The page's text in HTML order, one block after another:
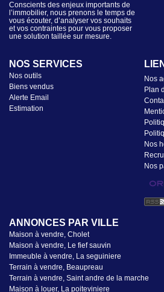
Conscients des enjeux importants de
l’immobilier, nous prenons le temps de
vous écouter, d’analyser vos souhaits
et vos contraintes pour vous proposer
une solution taillée sur mesure.
NOS SERVICES
Nos outils
Biens vendus
Alerte Email
Estimation
Nos
Plan
Nos
Nos
ANNONCES PAR VILLE
Maison à vendre, Cholet
Maison à vendre, Le fief sauvin
Immeuble à vendre, La seguiniere
Terrain à vendre, Beaupreau
Terrain à vendre, Saint andre de la marche
Maison à louer, La poiteviniere